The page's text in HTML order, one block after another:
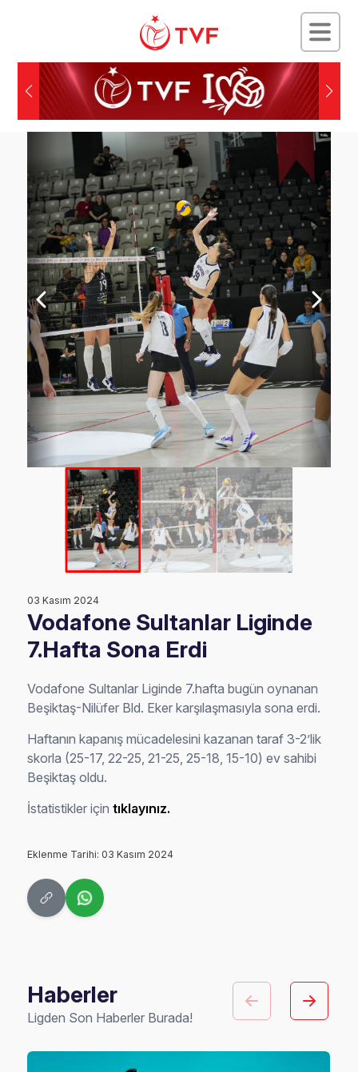
03 Kasım 2024
Vodafone Sultanlar Liginde
7.Hafta Sona Erdi
Vodafone Sultanlar Liginde 7.hafta bugün oynanan
Beşiktaş-Nilüfer Bld. Eker karşılaşmasıyla sona erdi.
Haftanın kapanış mücadelesini kazanan taraf 3-2’lik
skorla (25-17, 22-25, 21-25, 25-18, 15-10) ev sahibi
Beşiktaş oldu.
İstatistikler içintıklayınız.
Eklenme Tarihi: 03 Kasım 2024
Haberler
Ligden Son Haberler Burada!